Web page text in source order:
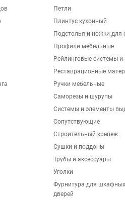
Петли
Плинтус кухонный
Подстолья и ножки для
Профили мебельные
Рейлинговые системы и
Реставрационные
Ручки мебельные
Саморезы и шурупы
Системы и элементы
Сопутствующие
Строительный крепеж
Сушки и поддоны
Трубы и аксессуары
Уголки
Фурнитура для
дверей